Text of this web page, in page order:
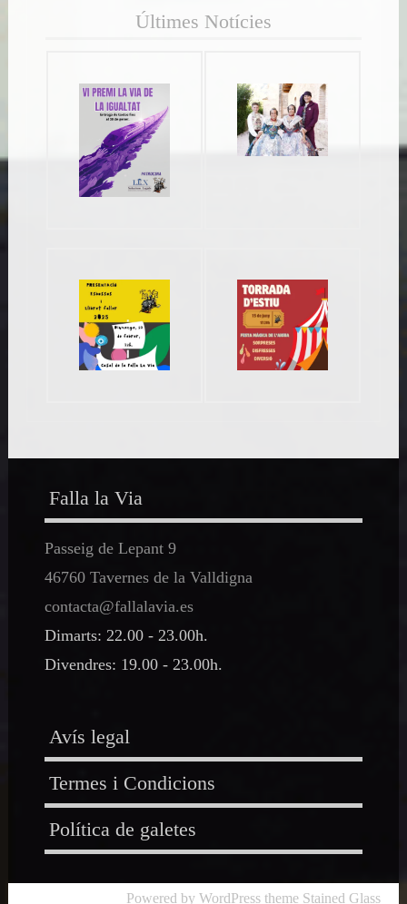
Últimes Notícies
Falla la Via
Passeig de Lepant 9
46760 Tavernes de la Valldigna
contacta@fallalavia.es
Dimarts: 22.00 - 23.00h.
Divendres: 19.00 - 23.00h.
Avís legal
Termes i Condicions
Política de galetes
Powered by WordPress theme Stained Glass